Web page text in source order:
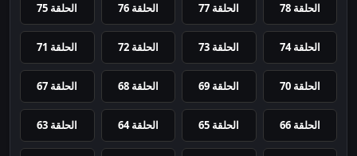
الحلقة 78 الحلقة 77 الحلقة 76 الحلقة 75
الحلقة 74 الحلقة 73 الحلقة 72 الحلقة 71
الحلقة 70 الحلقة 69 الحلقة 68 الحلقة 67
الحلقة 66 الحلقة 65 الحلقة 64 الحلقة 63